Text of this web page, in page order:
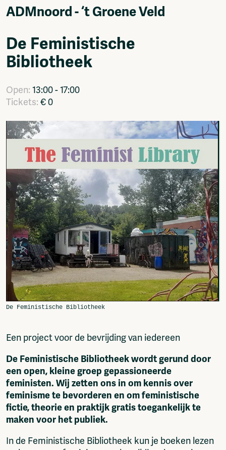
Podcasts
Network
About
Subscribe
Jobs / Internships
Join
Shop
Donate
Advertise
Solidariteitsfonds
Projects
Ventilator Cinema
Anderworld Records
Rad-Ish
Webdocu Collectief Eigendom
Fragmenta
Vrij Beton
Vrije Ruimte festival
AADE
AA Talks
Ringfeest
AA Academy
Log in to portal
CMS for venues
ADMnoord - ‘t Groene Veld
De Feministische
Bibliotheek
Open: 13:00 - 17:00
Tickets: € 0
Een project voor de bevrijding van iedereen
De Feministische Bibliotheek wordt gerund door
een open, kleine groep gepassioneerde
feministen. Wij zetten ons in om kennis over
feminisme te bevorderen en om feministische
fictie, theorie en praktijk gratis toegankelijk te
maken voor het publiek.
In de Feministische Bibliotheek kun je boeken lezen